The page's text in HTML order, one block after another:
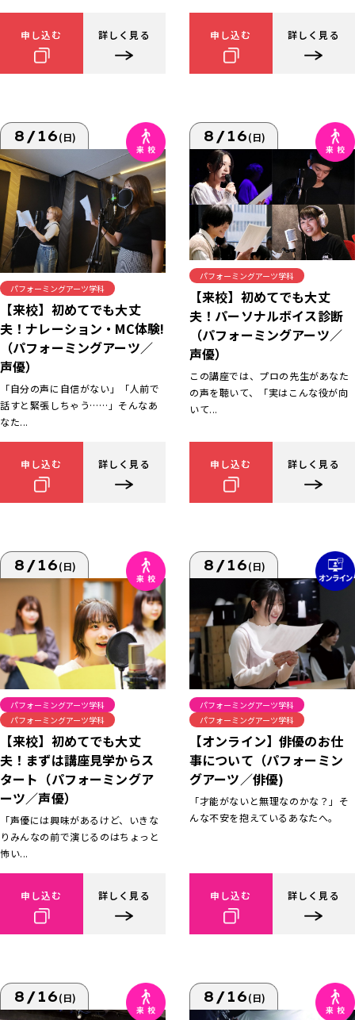
申し込む 詳しく見る 申し込む 詳しく見る
8/16(日)
パフォーミングアーツ学科
【来校】初めてでも大丈
夫！ナレーション・MC体験!
（パフォーミングアーツ／
声優）
「自分の声に自信がない」「人前で
話すと緊張しちゃう……」そんなあ
なた...
申し込む 詳しく見る
8/16(日)
パフォーミングアーツ学科
【来校】初めてでも大丈
夫！パーソナルボイス診断
（パフォーミングアーツ／
声優）
この講座では、プロの先生があなた
の声を聴いて、「実はこんな役が向
いて...
申し込む 詳しく見る
8/16(日)
パフォーミングアーツ学科
パフォーミングアーツ学科
【来校】初めてでも大丈
夫！まずは講座見学からス
タート（パフォーミングア
ーツ／声優）
「声優には興味があるけど、いきな
りみんなの前で演じるのはちょっと
怖い...
申し込む 詳しく見る
8/16(日)
パフォーミングアーツ学科
パフォーミングアーツ学科
【オンライン】俳優のお仕
事について（パフォーミン
グアーツ／俳優)
「才能がないと無理なのかな？」そ
んな不安を抱えているあなたへ。
申し込む 詳しく見る
8/16(日) 8/16(日)